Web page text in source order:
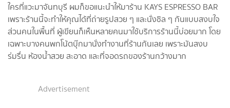
ใครที่แวะมาจันทบุรี ผมก็ขอแนะนำให้มาร้าน KAYS ESPRESSO BAR
เพราะร้านนี้จะทำให้คุณได้ที่ถ่ายรูปสวย ๆ และนั่งชิล ๆ กันแบบสงบใจ
ส่วนคนในพื้นที่ ผู้เขียนก็เห็นหลายคนมาใช้บริการร้านนี้บ่อยมาก โดย
เฉพาะบางคนพกโน้ตบุ๊กมานั่งทำงานที่ร้านกันเลย เพราะมันสงบ
ร่มรื่น ห้องน้ำสวย สะอาด และที่จอดรถของร้านกว้างมาก
Advertisement